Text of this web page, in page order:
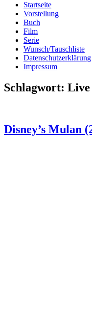
Startseite
Vorstellung
Buch
Film
Serie
Wunsch/Tauschliste
Datenschutzerklärung
Impressum
Schlagwort:
Disney’s Mulan